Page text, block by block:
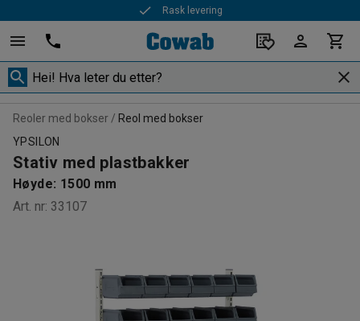
Rask levering
Reoler med bokser
Reol med bokser
YPSILON
Stativ med plastbakker
Høyde: 1500 mm
Art. nr: 33107